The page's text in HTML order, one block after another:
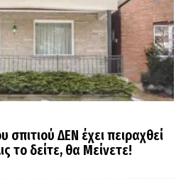
ΔΕΝ έχει πειραχθεί
το δείτε, θα Μείνετε!